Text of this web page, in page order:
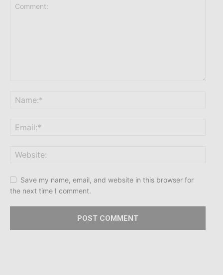
Save my name, email, and website in this browser for
the next time I comment.